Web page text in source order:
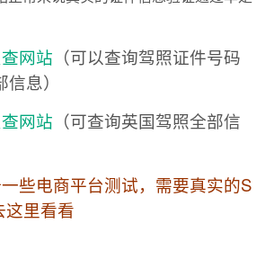
网站 （可以查询驾照证件号码
息）
网站 （可查询英国驾照全部信
些电商平台测试，需要真实的S
这里看看